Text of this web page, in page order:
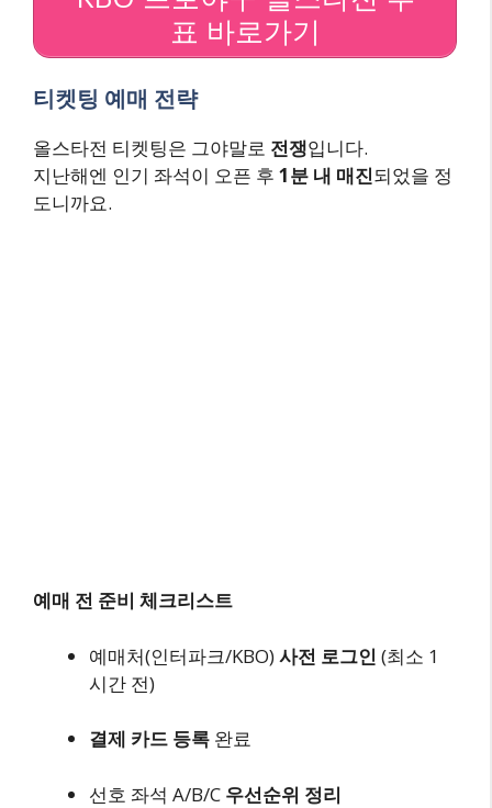
표 바로가기
티켓팅 예매 전략
올스타전 티켓팅은 그야말로 전쟁입니다.
지난해엔 인기 좌석이 오픈 후 1분 내 매진되었을 정
도니까요.
예매 전 준비 체크리스트
예매처(인터파크/KBO)사전 로그인 (최소 1
시간 전)
결제 카드 등록 완료
선호 좌석 A/B/C 우선순위 정리